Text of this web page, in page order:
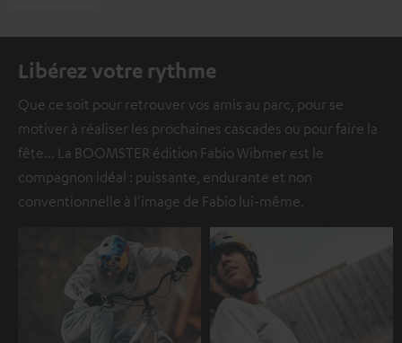
Libérez votre rythme
Que ce soit pour retrouver vos amis au parc, pour se
motiver à réaliser les prochaines cascades ou pour faire la
fête... La BOOMSTER édition Fabio Wibmer est le
compagnon idéal : puissante, endurante et non
conventionnelle à l'image de Fabio lui-même.